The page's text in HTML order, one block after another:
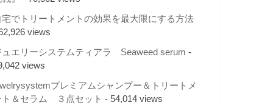
宅でトリートメントの効果を最大限にする方法
views
ュエリーシステムティアラ Seaweed serum -
views
プレミアムシャンプー＆トリートメ
ト＆セラム ３点セット - 54,014 views